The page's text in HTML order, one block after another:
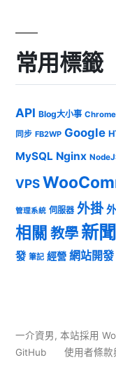
常用標籤
API Blog大小事 Chrome
同步 FB2WP Google
MySQL Nginx
VPS
管理系統 伺服器 外掛
相關 教學 新
發 筆記 經營 網站開發
一介資男, 本站採用
GitHub
使用者條款